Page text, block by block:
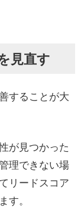
見直す
することが大
が見つかった
理できない場
リードスコア
す。